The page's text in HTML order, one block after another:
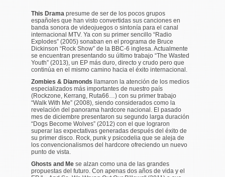
This Drama presume de ser de los pocos grupos
españoles que han visto convertidas sus canciones en
banda sonora de videojuegos o sintonía para el canal
internacional MTV. Ya con su primer sencillo “Radio
Explodes” (2005) sonaban en el programa de Bruce
Dickinson “Rock Show” de la BBC-6 inglesa. Actualmente
se encuentran presentando su último trabajo “The Wasted
Youth” (2013), un EP más duro, directo y crudo pero que
continúa en el mismo camino hacia el éxito internacional.
Zombies & Diamonds llamaron la atención de los medios
especializados más importantes de nuestro país
(Rockzone, Kerrang, Ruta66…) con su primer trabajo
“Walk With Me” (2008), siendo considerados como la
revelación del panorama hardcore nacional. El pasado
mes de diciembre presentaron su segundo larga duración
“Dogs Become Wolves” (2012) con el que lograron
superar las expectativas generadas después del éxito de
su primer disco. Rock, punk y psicodelia que se aleja de
los convencionalismos del hardcore ofreciendo un nuevo
punto de vista.
Ghosts and Me se alzan como una de las grandes
propuestas del futuro. Con apenas dos años de vida y el